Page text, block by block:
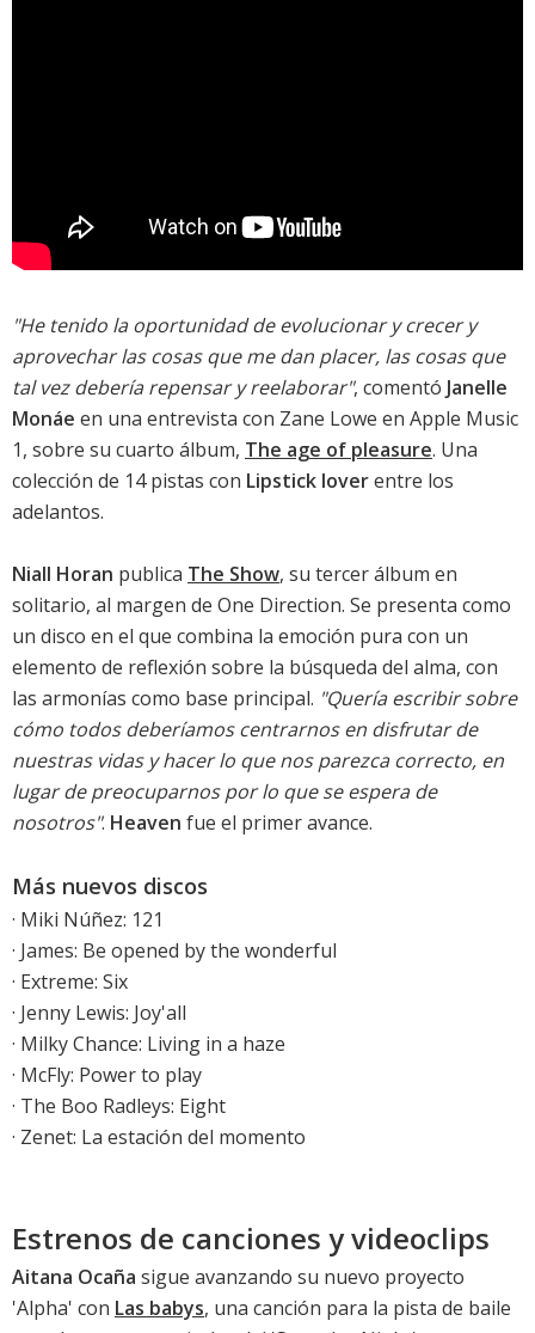
"He tenido la oportunidad de evolucionar y crecer y
aprovechar las cosas que me dan placer, las cosas que
tal vez debería repensar y reelaborar", comentó Janelle
Monáe en una entrevista con Zane Lowe en Apple Music
1, sobre su cuarto álbum, The age of pleasure. Una
colección de 14 pistas con Lipstick loverentre los
adelantos.
Niall Horan publica The Show, su tercer álbum en
solitario, al margen de One Direction. Se presenta como
un disco en el que combina la emoción pura con un
elemento de reflexión sobre la búsqueda del alma, con
las armonías como base principal. "Quería escribir sobre
cómo todos deberíamos centrarnos en disfrutar de
nuestras vidas y hacer lo que nos parezca correcto, en
lugar de preocuparnos por lo que se espera de
nosotros". Heaven fue el primer avance.
Más nuevos discos
· Miki Núñez: 121
· James: Be opened by the wonderful
· Extreme: Six
· Jenny Lewis: Joy'all
· Milky Chance: Living in a haze
· McFly: Power to play
· The Boo Radleys: Eight
· Zenet: La estación del momento
Estrenos de canciones y videoclips
Aitana Ocaña sigue avanzando su nuevo proyecto
'Alpha' con Las babys, una canción para la pista de baile